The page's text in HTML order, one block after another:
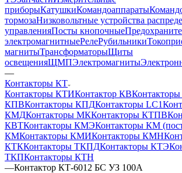
приборыКатушкиКомандоаппараты
тормозаНизковольтные устройства
управленияПосты кнопочные
электромагнитныеРелеРубильники
магнитыТрансформаторыЩиты
освещенияЩМПЭлектромагниты
—
Контакторы КТ
Контакторы КТИКонтактор КВ
КПВКонтакторы КПДКонтакторы LC1
КМДКонтакторы МККонтакторы КТПВ
КВТКонтакторы КМЭКонтакторы КМ
КМКонтакторы КМИКонтакторы КМН
КТККонтакторы ТКПДКонтакторы КТЭ
ТКПКонтакторы КТН
—Контактор КТ-6012 БС УЗ 100А